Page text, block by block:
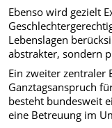
Ebenso wird gezielt
Lebenslagen
abstrakter, sondern
Ein zweiter zentraler
Ganztagsanspruch
besteht bundesweit
eine Betreuung im